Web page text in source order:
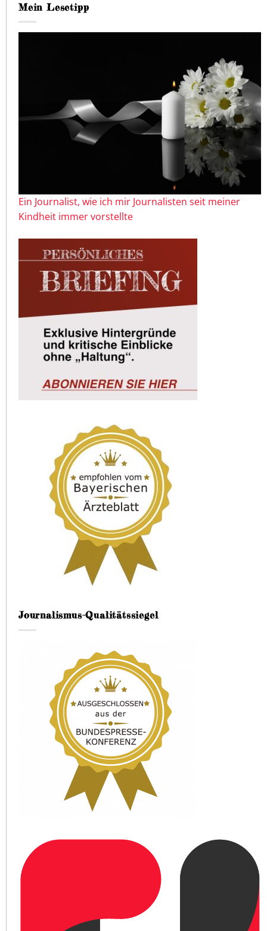
Mein Lesetipp
Ein Journalist, wie ich mir Journalisten seit meiner
Kindheit immer vorstellte
Journalismus-Qualitätssiegel